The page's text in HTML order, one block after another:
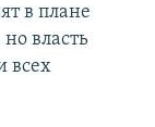
в плане
власть
всех